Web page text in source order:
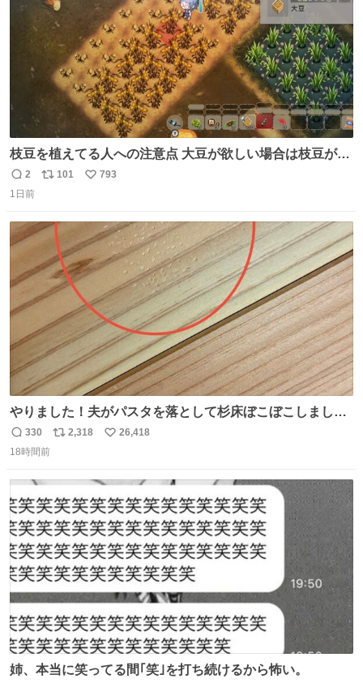
枝豆を植えてる人への注意点 大豆が欲しい場合は枝豆が収
穫できる状態で秋を迎えましょう。 気になって一部だけ収
穫したら普通に枯れてた… #ほの暮しの庭
返
信
2
リ
ト
101
い
数
793
1日前
やりました！夫がパスタを落として杉床ぼこぼこしまし
た！よかったーーー！ファーストぼこぼこ自分じゃなく
て！これで第二波いつでもいけます！！！✌️いやーほっと
は乾燥パスタに負けます。豆腐くらいやわやわです。
返
信
330
リ
数
2,318
い
26,418
18時間前
姉、本当に笑ってる間｢笑｣を打ち続けるから怖い。